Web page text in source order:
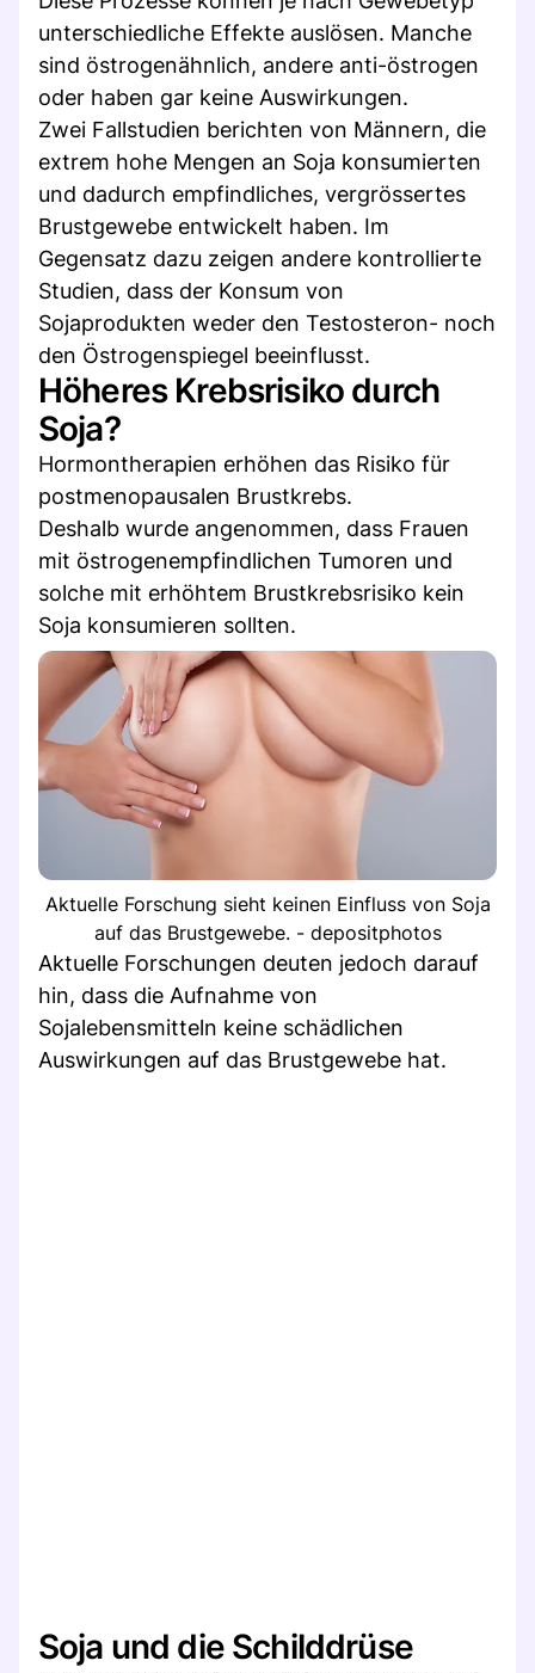
unterschiedliche Effekte auslösen. Manche
sind östrogenähnlich, andere anti-östrogen
oder haben gar keine Auswirkungen.
Zwei Fallstudien berichten von Männern, die
extrem hohe Mengen an Soja konsumierten
und dadurch empfindliches, vergrössertes
Brustgewebe entwickelt haben. Im
Gegensatz dazu zeigen andere kontrollierte
Studien, dass der Konsum von
Sojaprodukten weder den Testosteron- noch
den Östrogenspiegel beeinflusst.
Höheres Krebsrisiko durch
Soja?
Hormontherapien erhöhen das Risiko für
postmenopausalen Brustkrebs.
Deshalb wurde angenommen, dass Frauen
mit östrogenempfindlichen Tumoren und
solche mit erhöhtem Brustkrebsrisiko kein
Soja konsumieren sollten.
Aktuelle Forschung sieht keinen Einfluss von Soja
auf das Brustgewebe. - depositphotos
Aktuelle Forschungen deuten jedoch darauf
hin, dass die Aufnahme von
Sojalebensmitteln keine schädlichen
Auswirkungen auf das Brustgewebe hat.
Soja und die Schilddrüse